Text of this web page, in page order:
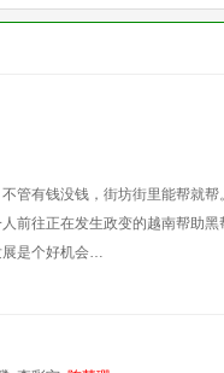
管有钱没钱，街坊街里能帮就
往正在发生政变的越南帮助黑
展是个好机会…